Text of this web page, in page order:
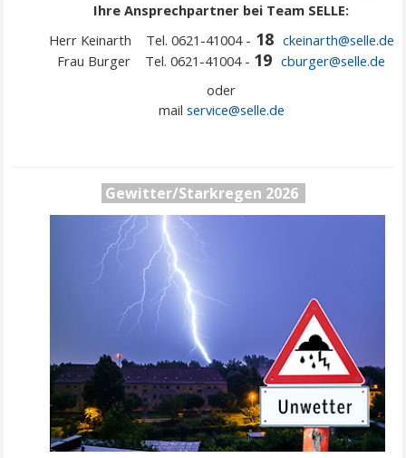
Ihre Ansprechpartner bei Team SELLE:
Herr Keinarth Tel. 0621-41004 - 18 ckeinarth@selle.de
Frau Burger Tel. 0621-41004 - 19 cburger@selle.de
oder
mail service@selle.de
Gewitter/Starkregen 2026